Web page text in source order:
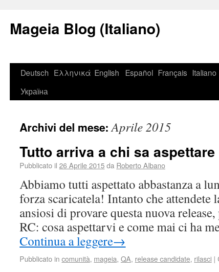
Mageia Blog (Italiano)
Deutsch Ελληνικά English Español Français Italiano
Україна
Archivi del mese:Aprile 2015
Tutto arriva a chi sa aspettare
Pubblicato il 26 Aprile 2015da Roberto Albano
Abbiamo tutti aspettato abbastanza a
forza scaricatela! Intanto che attendete
ansiosi di provare questa nuova
RC: cosa aspettarvi e come mai ci ha
Continua a leggere→
Pubblicato in comunità, mageia, QA, release candidate, rilasci |